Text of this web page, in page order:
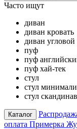
Часто ищут
диван
диван кровать
диван угловой
пуф
пуф
пуф хай-тек
стул
стул
стул
Каталог
оплата Примерка